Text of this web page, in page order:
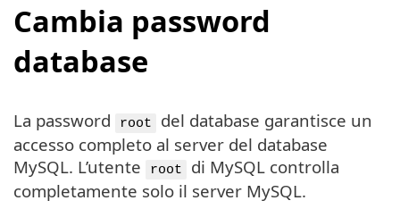
Cambia password
database
La password root
del database garantisce un
accesso completo al server del database
MySQL. L’utente
root
di MySQL controlla
completamente solo il server MySQL.